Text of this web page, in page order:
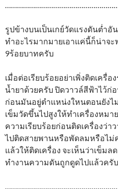
รูปข้างบนเป็นเกย์วัดแรงดันต่ำอั
ทำอะไรมากมายเอาแค่นี้ก็น่าจ
9ร้อยบาทครับ
เมื่อต่อเรียบร้อยอย่าเพิ่งติดเครื่
น้ำยาด้วยครับ ปิดวาวล์สีฟ้าไว้ก่
ก่อนมันอยู่ตำแหน่งใหนตอนยังไม่
เข็มวัดขึ้นไปสูงให้ทำเครื่องหม
ความเรียบร้อยก่อนติดเครื่องว่า
ไปติดสายพานหรือพัดลมหรือไม่
แล้วให้ติดเครื่อง จะเห็นว่าเข็ม
ทำงานความดันถูกดูดไปแล้วครับ.